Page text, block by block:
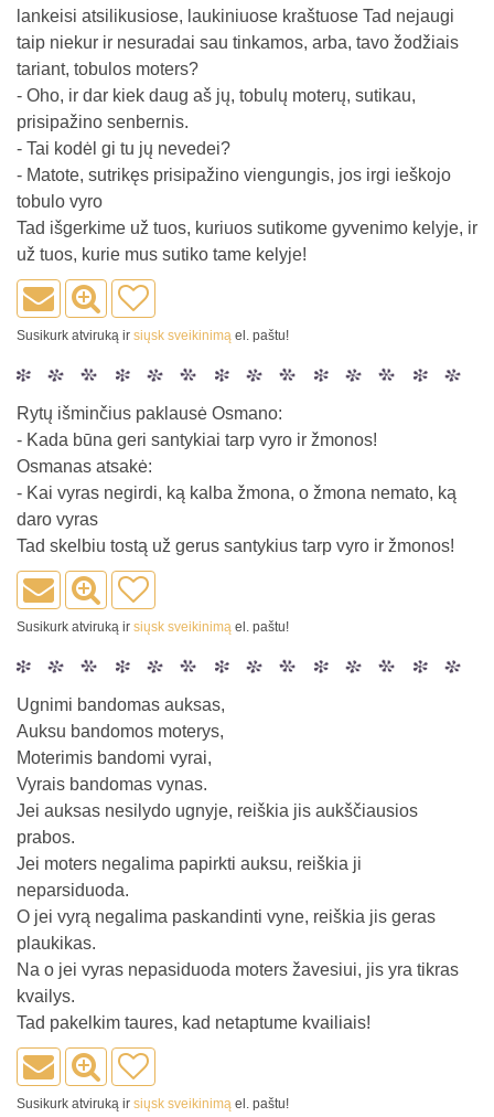
lankeisi atsilikusiose, laukiniuose kraštuose Tad nejaugi
taip niekur ir nesuradai sau tinkamos, arba, tavo žodžiais
tariant, tobulos moters?
- Oho, ir dar kiek daug aš jų, tobulų moterų, sutikau,
prisipažino senbernis.
- Tai kodėl gi tu jų nevedei?
- Matote, sutrikęs prisipažino viengungis, jos irgi ieškojo
tobulo vyro
Tad išgerkime už tuos, kuriuos sutikome gyvenimo kelyje, ir
už tuos, kurie mus sutiko tame kelyje!
Susikurk atviruką ir siųsk sveikinimą el. paštu!
Rytų išminčius paklausė Osmano:
- Kada būna geri santykiai tarp vyro ir žmonos!
Osmanas atsakė:
- Kai vyras negirdi, ką kalba žmona, o žmona nemato, ką
daro vyras
Tad skelbiu tostą už gerus santykius tarp vyro ir žmonos!
Susikurk atviruką ir siųsk sveikinimą el. paštu!
Ugnimi bandomas auksas,
Auksu bandomos moterys,
Moterimis bandomi vyrai,
Vyrais bandomas vynas.
Jei auksas nesilydo ugnyje, reiškia jis aukščiausios
prabos.
Jei moters negalima papirkti auksu, reiškia ji
neparsiduoda.
O jei vyrą negalima paskandinti vyne, reiškia jis geras
plaukikas.
Na o jei vyras nepasiduoda moters žavesiui, jis yra tikras
kvailys.
Tad pakelkim taures, kad netaptume kvailiais!
Susikurk atviruką ir siųsk sveikinimą el. paštu!